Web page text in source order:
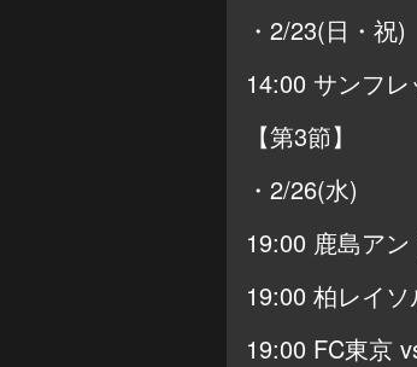
・2/23(日・祝)
14:00 サンフ
【第3節】
・2/26(水)
19:00 鹿島ア
19:00 柏レイ
19:00 FC東京